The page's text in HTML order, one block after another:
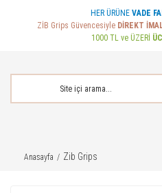
HER ÜRÜNE VADE
ZİB Grips Güvencesiyle DİREKT
1000 TL ve ÜZERİ
Anasayfa Zib Grips